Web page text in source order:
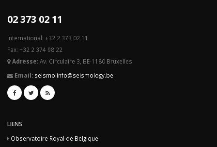
02 373 02 11
International: +32 2 373 02 11
Fax: +32 2 374 98 22
Adresse:Av. Circulaire 3, BE-1180 Bruxelles
Email: seismo.info@seismology.be
LIENS
Observatoire Royal de Belgique